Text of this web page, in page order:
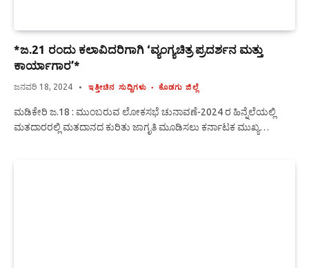
*ಜ.21 ರಂದು ಕಲಾವಿದರಿಗಾಗಿ ‘ವ್ಯಂಗ್ಯಚಿತ್ರ ಪ್ರದರ್ಶನ ಮತ್ತು
ಕಾರ್ಯಾಗಾರ’*
ಜನವರಿ 18, 2024 ಇತ್ತೀಚಿನ ಸುದ್ದಿಗಳು ಕೊಡಗು ಜಿಲ್ಲೆ
ಮಡಿಕೇರಿ ಜ.18 : ಮುಂಬರುವ ಲೋಕಸಭೆ ಚುನಾವಣೆ-2024 ರ ಹಿನ್ನೆಲೆಯಲ್ಲಿ
ಮತದಾರರಲ್ಲಿ ಮತದಾನದ ಕುರಿತು ಜಾಗೃತಿ ಮೂಡಿಸಲು ಕರ್ನಾಟಕ ಮುಖ್ಯ…